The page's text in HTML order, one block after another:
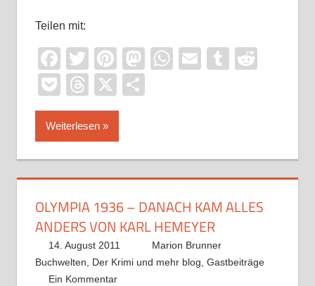
Teilen mit:
Facebook
TwitterPinterest
Mastodon
WhatsApp
EmailTumblr
PocketThreads
X
Weiterlesen
OLYMPIA 1936 – DANACH KAM ALLES
ANDERS VON KARL HEMEYER
14. August 2011
Marion Brunner
Buchwelten, Der Krimi und mehr blog, Gastbeiträge
Ein Kommentar